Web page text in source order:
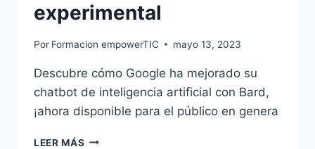
experimental
Por Formacion empowerTIC mayo 13, 2023
Descubre cómo Google ha mejorado su
chatbot de inteligencia artificial con Bard,
¡ahora disponible para el público en genera
LEER MÁS